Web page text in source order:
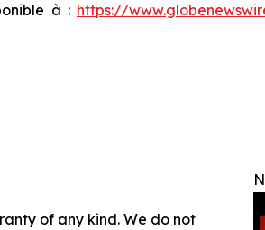
à : https://
of any kind. We do not